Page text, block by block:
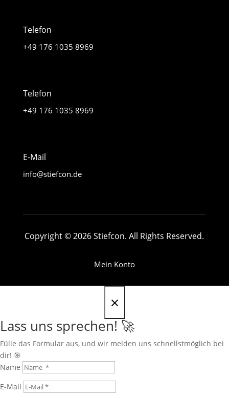
Telefon
+49 176 1035 8969
Telefon
+49 176 1035 8969
E-Mail
info@stiefcon.de
Copyright © 2026 Stiefcon. All Rights Reserved.
Mein Konto
×
Lass uns sprechen! 🚀
Fülle das Formular aus, und wir melden uns schnellstmöglich bei
dir! 🎯
Name
E-Mail